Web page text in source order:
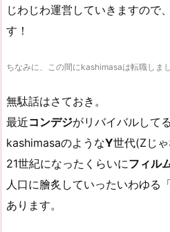
じわじわ運営していきますので
す！
ちなみに、この間にkashimasaは転職しま
無駄話はさておき。
最近コンデジがリバイバルして
kashimasaのようなY世代(Zじゃ
21世紀になったくらいにフィル
人口に膾炙していったいわゆる
あります。